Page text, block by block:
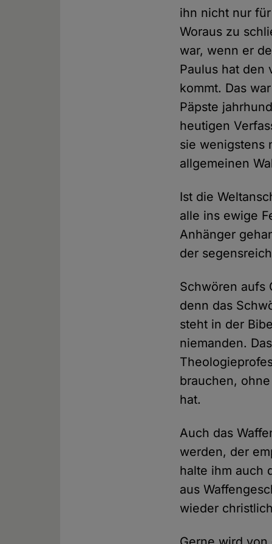
ihn nicht nur
Woraus zu
war, wenn er
Paulus hat den
kommt. Das
Päpste
heutigen
sie wenigstens
allgemeinen
Ist die
alle ins ewige
Anhänger
der
Schwören aufs
denn das
steht in der
niemanden.
brauchen,
hat.
Auch das
werden, der
halte ihm auch
aus
wieder